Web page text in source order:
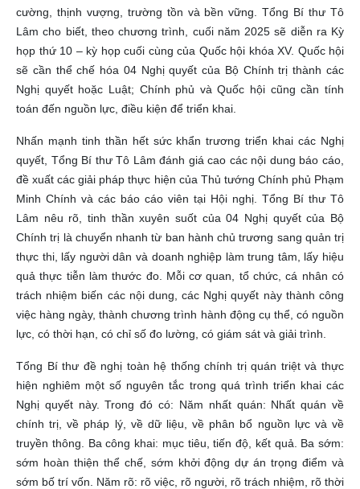
cường, thịnh vượng, trường tồn và bền vững. Tổng Bí thư Tô
Lâm cho biết, theo chương trình, cuối năm 2025 sẽ diễn ra Kỳ
họp thứ 10 – kỳ họp cuối cùng của Quốc hội khóa XV. Quốc hội
sẽ cần thể chế hóa 04 Nghị quyết của Bộ Chính trị thành các
Nghị quyết hoặc Luật; Chính phủ và Quốc hội cũng cần tính
toán đến nguồn lực, điều kiện để triển khai.
Nhấn mạnh tinh thần hết sức khẩn trương triển khai các Nghị
quyết, Tổng Bí thư Tô Lâm đánh giá cao các nội dung báo cáo,
đề xuất các giải pháp thực hiện của Thủ tướng Chính phủ Phạm
Minh Chính và các báo cáo viên tại Hội nghị. Tổng Bí thư Tô
Lâm nêu rõ, tinh thần xuyên suốt của 04 Nghị quyết của Bộ
Chính trị là chuyển nhanh từ ban hành chủ trương sang quản trị
thực thi, lấy người dân và doanh nghiệp làm trung tâm, lấy hiệu
quả thực tiễn làm thước đo. Mỗi cơ quan, tổ chức, cá nhân có
trách nhiệm biến các nội dung, các Nghị quyết này thành công
việc hàng ngày, thành chương trình hành động cụ thể, có nguồn
lực, có thời hạn, có chỉ số đo lường, có giám sát và giải trình.
Tổng Bí thư đề nghị toàn hệ thống chính trị quán triệt và thực
hiện nghiêm một số nguyên tắc trong quá trình triển khai các
Nghị quyết này. Trong đó có: Năm nhất quán: Nhất quán về
chính trị, về pháp lý, về dữ liệu, về phân bổ nguồn lực và về
truyền thông. Ba công khai: mục tiêu, tiến độ, kết quả. Ba sớm:
sớm hoàn thiện thể chế, sớm khởi động dự án trọng điểm và
sớm bố trí vốn. Năm rõ: rõ việc, rõ người, rõ trách nhiệm, rõ thời